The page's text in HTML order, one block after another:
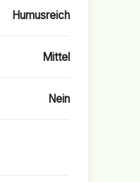
Humusreich
Mittel
Nein